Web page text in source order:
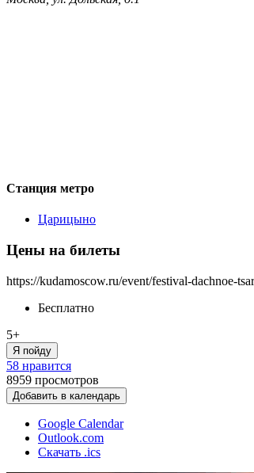
Станция метро
Царицыно
Цены на билеты
https://kudamoscow.ru/event/festival-dachnoe-
Бесплатно
5+
Я пойду
58 нравится
8959 просмотров
Добавить в календарь
Google Calendar
Outlook.com
Скачать .ics